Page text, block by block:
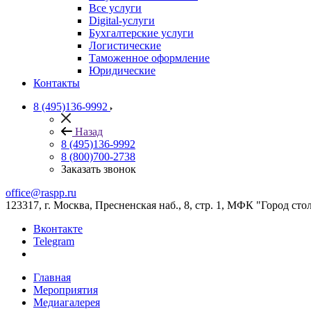
Все услуги
Digital-услуги
Бухгалтерские услуги
Логистические
Таможенное оформление
Юридические
Контакты
8 (495)136-9992
Назад
8 (495)136-9992
8 (800)700-2738
Заказать звонок
office@raspp.ru
123317, г. Москва, Пресненская наб., 8, стр. 1, МФК "Город
Вконтакте
Telegram
Главная
Мероприятия
Медиагалерея